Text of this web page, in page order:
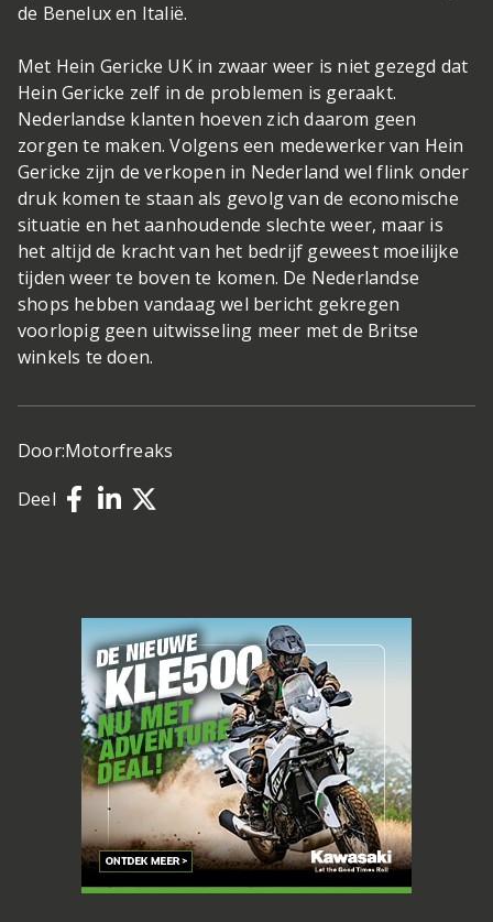
de Benelux en Italië.
Met Hein Gericke UK in zwaar weer is niet gezegd dat
Hein Gericke zelf in de problemen is geraakt.
Nederlandse klanten hoeven zich daarom geen
zorgen te maken. Volgens een medewerker van Hein
Gericke zijn de verkopen in Nederland wel flink onder
druk komen te staan als gevolg van de economische
situatie en het aanhoudende slechte weer, maar is
het altijd de kracht van het bedrijf geweest moeilijke
tijden weer te boven te komen. De Nederlandse
shops hebben vandaag wel bericht gekregen
voorlopig geen uitwisseling meer met de Britse
winkels te doen.
Door:Motorfreaks
Deel